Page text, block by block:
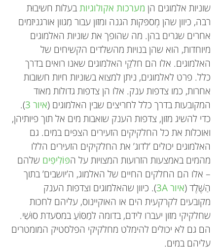
שוניות אלמוגים הן מערכות אקולוגיותבעלות חשיבוּת
רבה, כיוון שהן מְספּקות הגנה ומזון עבור מִגוון אורגניזמים
אחרים שגרים בהן. מה שהופך את שוניות האלמוגים
מיוחדות, הוא שהן בנויות מהשלדים הקשיחים של
האלמוגים. אלו הם חלקֵי האלמוגים שאנו רואים בדרך
כלל. פרט לאלמוגים, ניתן למצוא בשוניות חיות חשובות
אחרות, כמו צדפות ענק. אלו הן צדפות גדולות מאוד
המקובעות בדרך כלל לחריצים שבין האלמוגים (איור 3 ).
כדי להשיג מזון, צדפות הענק שואבות מים אל תוך פיותיהן,
ואוכלות את כל החלקיקים הזעירים הצפים במים. גם
האלמוגים יכולים ’לדוג’ את החלקיקים הזעירים הללו
מהמים באמצעות הזרועות המצויות על הפּוֹלִיפִּים שלהם
– אלו הם החלקים החיים של האלמוג, ה’יושבים’ בתוך
הַשֶּׁלֶד (איור 3A
). כיוון שהאלמוגים וצדפות הענק
מקובעים לקרקעית הים או האוקיינוס, עליהם לחכות
שחלקיקי מזון יעברו לידם, בדומה למַסּוֹעַ במסעדת סוּשִׁי.
הם גם לא יכולים להימלט מחלקיקי הפלסטיק המומטרים
עליהם במים.